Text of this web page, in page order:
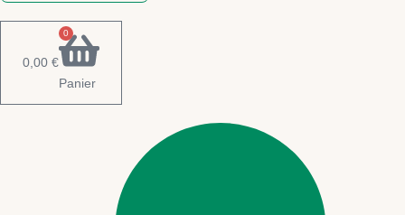
0,00 €
0
Panier